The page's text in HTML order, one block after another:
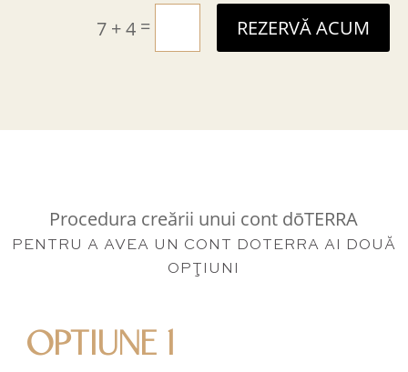
7 + 4 = REZERVĂ ACUM
Procedura creării unui cont dōTERRA
PENTRU A AVEA UN CONT DOTERRA AI DOUĂ
OPŢIUNI
OPTIUNE 1